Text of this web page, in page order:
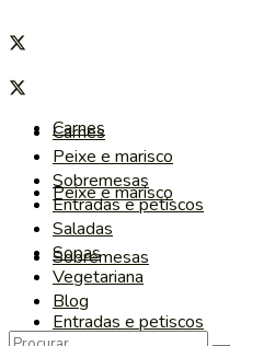
Carnes
Peixe e marisco
Sobremesas
Entradas e petiscos
Carnes
Peixe e marisco
Sobremesas
Entradas e petiscos
Saladas
Sopas
Vegetariana
Blog